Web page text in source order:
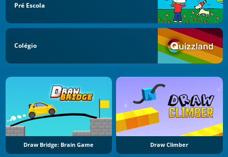
Pré Escola
Colégio
Draw Bridge: Brain Game Draw Climber